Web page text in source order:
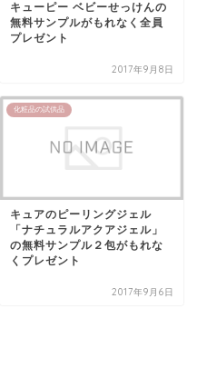
キューピー ベビーせっけんの
無料サンプルがもれなく全員
プレゼント
2017年9月8日
化粧品の試供品
キュアのピーリングジェル
「ナチュラルアクアジェル」
の無料サンプル２包がもれな
くプレゼント
2017年9月6日